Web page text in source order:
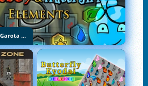
Menino De Fogo E Garota De Água 5: Elementos